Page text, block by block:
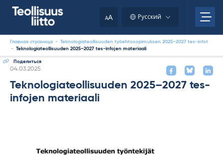
AA Русский
Главная страница - Teknologiateollisuuden työehtosopimuksen 2025–2027 tes-infot
- Teknologiateollisuuden 2025–2027 tes-infojen materiaali
Поделиться
Kirjoitettu
04.03.2025
Teknologiateollisuuden 2025–2027 tes-
infojen materiaali